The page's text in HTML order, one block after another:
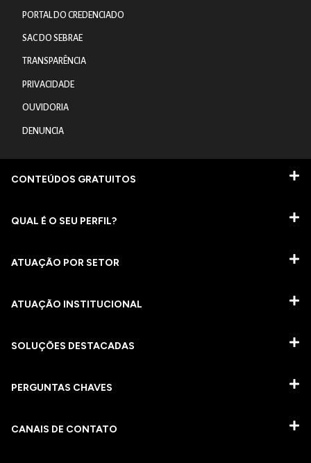
PORTAL DO CREDENCIADO
SAC DO SEBRAE
TRANSPARÊNCIA
PRIVACIDADE
OUVIDORIA
DENUNCIA
CONTEÚDOS GRATUITOS
QUAL É O SEU PERFIL?
ATUAÇÃO POR SETOR
ATUAÇÃO INSTITUCIONAL
SOLUÇÕES DESTACADAS
PERGUNTAS CHAVES​
CANAIS DE CONTATO